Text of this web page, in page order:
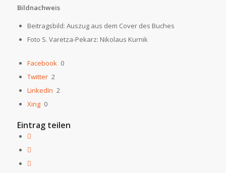
Bildnachweis
Beitragsbild: Auszug aus dem Cover des Buches
Foto S. Varetza-Pekarz: Nikolaus Kurnik
Facebook 0
Twitter 2
LinkedIn 2
Xing 0
Eintrag teilen